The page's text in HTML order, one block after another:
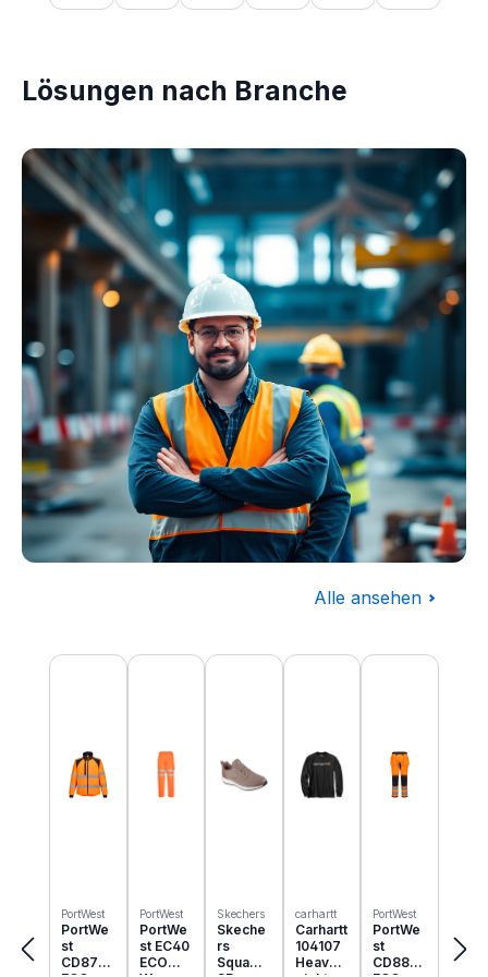
Lösungen nach Branche
Alle ansehen
Produktgalerie überspringen
PortWest
PortWe
st
CD875
PortWest
PortWe
st EC40
ECO
Skechers
Skeche
rs
Squad
carhartt
Carhartt
104107
Heavyw
PortWest
PortWe
st
CD889